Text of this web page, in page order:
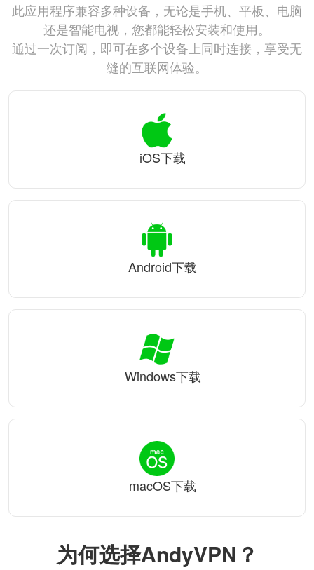
为何选择AndyVPN？
此应用程序兼容多种设备，无论是手机、平板、电脑
还是智能电视，您都能轻松安装和使用。
通过一次订阅，即可在多个设备上同时连接，享受无
缝的互联网体验。
iOS下载
Android下载
Windows下载
macOS下载